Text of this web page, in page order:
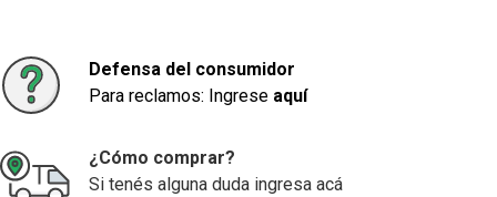
Defensa del consumidor
Para reclamos: Ingrese aquí
¿Cómo comprar?
Si tenés alguna duda ingresa acá